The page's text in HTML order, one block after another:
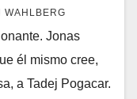
WAHLBERG
Jonas
él mismo cree,
a Tadej Pogacar.